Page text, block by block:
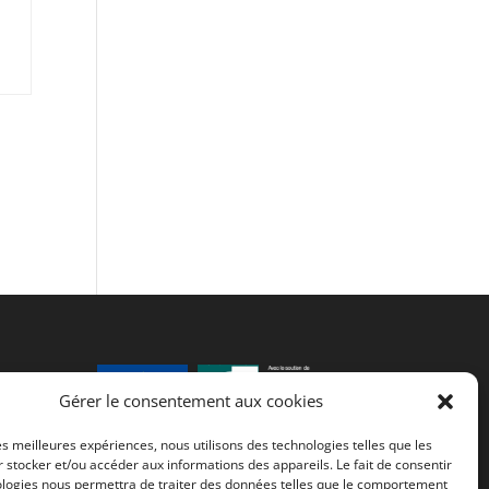
Gérer le consentement aux cookies
meilleures expériences, nous utilisons des technologies telles que les
stocker et/ou accéder aux informations des appareils. Le fait de consentir
nous permettra de traiter des données telles que le comportement
Fonds européen agricole de